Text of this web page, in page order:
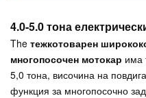
4.0-5.0 тона
The тежкотоварен
многопосочен мотокар има
5,0 тона, височина на
функция за многопосочно